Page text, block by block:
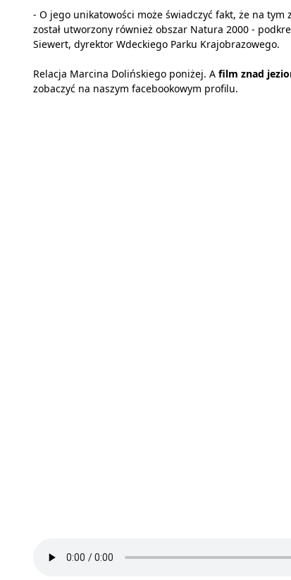
- O jego unikatowości może świadczyć fakt, że na tym
został utworzony również obszar Natura 2000 -
Siewert, dyrektor Wdeckiego Parku Krajobrazowego.
Relacja Marcina Dolińskiego poniżej. A film znad
zobaczyć na naszym facebookowym profilu.